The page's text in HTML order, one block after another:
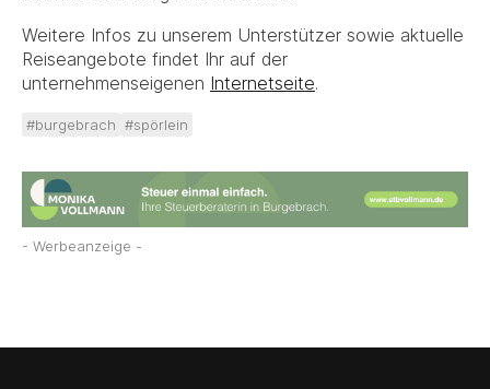
Weitere Infos zu unserem Unterstützer sowie aktuelle
Reiseangebote findet Ihr auf der
unternehmenseigenen Internetseite.
#burgebrach #spörlein
- Werbeanzeige -